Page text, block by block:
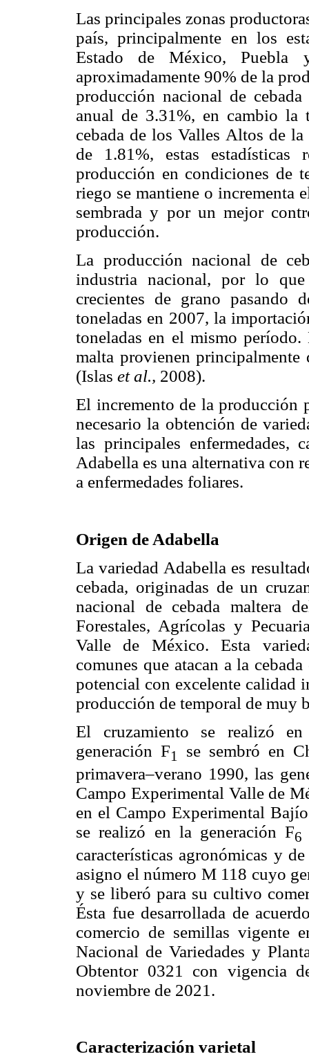
Las principales zonas
país, principalmente en los
Estado de México, Puebla
aproximadamente 90% de la
producción nacional de
anual de 3.31%, en cambio la
cebada de los Valles Altos de
de 1.81%, estas
producción en condiciones de
riego se mantiene o incrementa
sembrada y por un mejor
producción.
La producción nacional de
industria nacional, por lo
crecientes de grano
toneladas en 2007, la
toneladas en el mismo
malta provienen principalmente
(Islas et al., 2008).
El incremento de la producción
necesario la obtención de
las principales enfermedades,
Adabella es una alternativa con
a enfermedades foliares.
Origen de Adabella
La variedad Adabella es
cebada, originadas de un
nacional de cebada maltera
Forestales, Agrícolas y
Valle de México. Esta
comunes que atacan a la
potencial con excelente calidad
producción de temporal de muy
El cruzamiento se realizó
generación F1
se sembró en
primavera–verano 1990, las
Campo Experimental Valle de
en el Campo Experimental
se realizó en la generación F6
características agronómicas y
asigno el número M 118 cuyo
y se liberó para su cultivo
Ésta fue desarrollada de
comercio de semillas vigente
Nacional de Variedades y
Obtentor 0321 con vigencia
noviembre de 2021.
Caracterización varietal